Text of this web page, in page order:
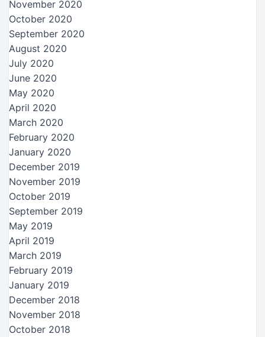
November 2020
October 2020
September 2020
August 2020
July 2020
June 2020
May 2020
April 2020
March 2020
February 2020
January 2020
December 2019
November 2019
October 2019
September 2019
May 2019
April 2019
March 2019
February 2019
January 2019
December 2018
November 2018
October 2018